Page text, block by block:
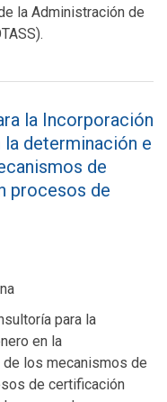
la Administración de
la Incorporación
la determinación e
de
procesos de
para la
en la
los mecanismos de
de certificación